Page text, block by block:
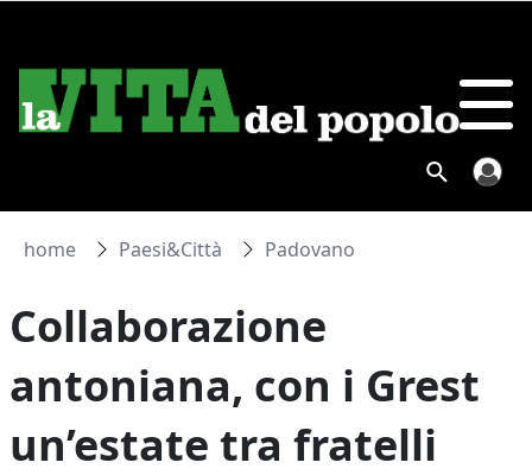
home Paesi&Città Padovano
Collaborazione
antoniana, con i Grest
un’estate tra fratelli